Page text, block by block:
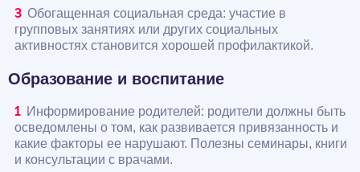
Обогащенная социальная среда: участие в
групповых занятиях или других социальных
активностях становится хорошей профилактикой.
Образование и воспитание
Информирование родителей: родители должны быть
осведомлены о том, как развивается привязанность и
какие факторы ее нарушают. Полезны семинары, книги
и консультации с врачами.